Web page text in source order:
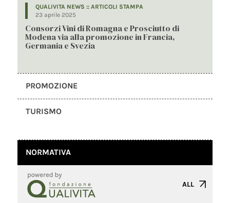
QUALIVITA NEWS :: ARTICOLI STAMPA
23 aprile 2025
Consorzi Vini di Romagna e Prosciutto di
Modena via alla promozione in Francia,
Germania e Svezia
PROMOZIONE
TURISMO
NORMATIVA
ALL